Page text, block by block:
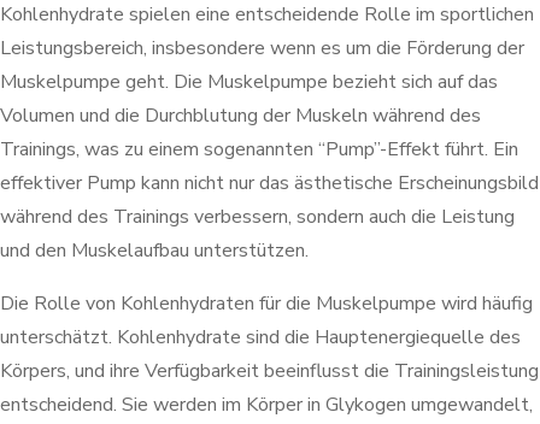
Kohlenhydrate spielen eine entscheidende Rolle im sportlichen
Leistungsbereich, insbesondere wenn es um die Förderung der
Muskelpumpe geht. Die Muskelpumpe bezieht sich auf das
Volumen und die Durchblutung der Muskeln während des
Trainings, was zu einem sogenannten “Pump”-Effekt führt. Ein
effektiver Pump kann nicht nur das ästhetische Erscheinungsbild
während des Trainings verbessern, sondern auch die Leistung
und den Muskelaufbau unterstützen.
Die Rolle von Kohlenhydraten für die Muskelpumpe wird häufig
unterschätzt. Kohlenhydrate sind die Hauptenergiequelle des
Körpers, und ihre Verfügbarkeit beeinflusst die Trainingsleistung
entscheidend. Sie werden im Körper in Glykogen umgewandelt,